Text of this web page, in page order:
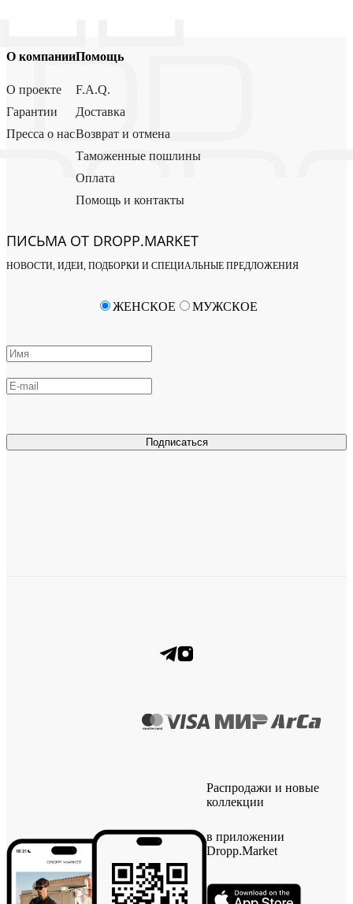
О компании
О проекте
Гарантии
Пресса о нас
Помощь
F.A.Q.
Доставка
Возврат и отмена
Таможенные пошлины
Оплата
Помощь и контакты
ПИСЬМА ОТ DROPP.MARKET
НОВОСТИ, ИДЕИ, ПОДБОРКИ И СПЕЦИАЛЬНЫЕ ПРЕДЛОЖЕНИЯ
Подписаться
ЖЕНСКОЕ МУЖСКОЕ
Распродажи и новые
коллекции
в приложении
Dropp.Market